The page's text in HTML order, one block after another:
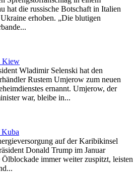
hat die russische Botschaft in Italien
erhoben. „Die blutigen
Kiew
Wladimir Selenski hat den
Rustem Umjerow zum neuen
ernannt. Umjerow, der
war, bleibe in...
auf der Karibikinsel
Donald Trump im Januar
immer weiter zuspitzt, leisten